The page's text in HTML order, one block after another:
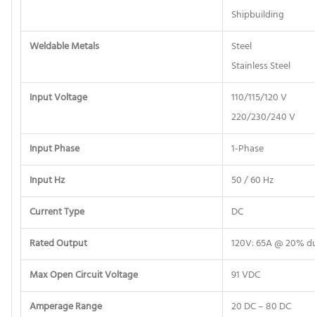
Shipbuilding
Weldable Metals
Steel
Stainless Steel
Input Voltage
110/115/120 V
220/230/240 V
Input Phase
1-Phase
Input Hz
50 / 60 Hz
Current Type
DC
Rated Output
120V: 65A @ 20%
Max Open Circuit Voltage
91 VDC
Amperage Range
20 DC – 80 DC